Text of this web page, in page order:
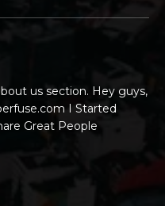
us section. Hey guys,
I Started
Great People